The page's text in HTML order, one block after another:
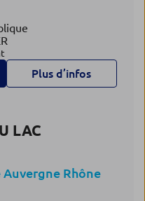
Plus d’infos
LAC
Rhône